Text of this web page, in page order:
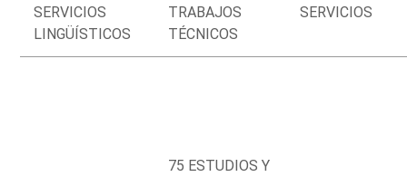
SERVICIOS
LINGÜÍSTICOS
TRABAJOS
TÉCNICOS
SERVICIOS
75 ESTUDIOS Y